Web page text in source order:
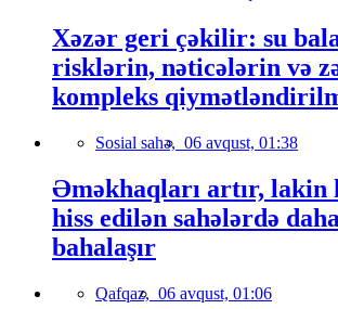
Xəzər geri çəkilir: su
risklərin, nəticələrin və
kompleks
Sosial sahə, 06 avqust, 01:38
Əməkhaqları artır, lakin
hiss edilən sahələrdə
bahalaşır
Qafqaz, 06 avqust, 01:06